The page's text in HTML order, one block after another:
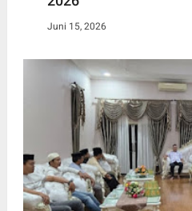
Juni 15, 2026